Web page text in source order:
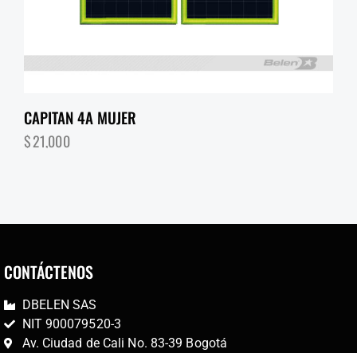
CAPITAN 4A MUJER
$21,000
CONTÁCTENOS
DBELEN SAS
NIT 900079520-3
Av. Ciudad de Cali No. 83-39 Bogotá